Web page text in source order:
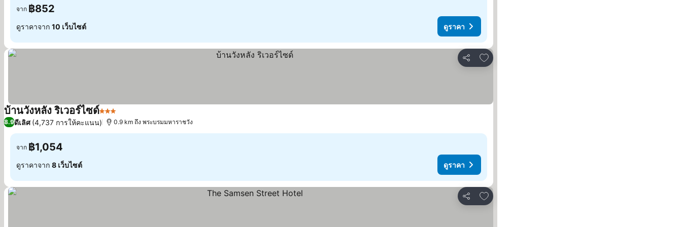
จาก ฿852
ดูราคาจาก 10 เว็บไซต์ ดูราคา
แชร์
เพิ่มในรายการโปรด
บ้านวังหลัง ริเวอร์ไซด์3 ดาว
8.9ดีเลิศ (4,737 การให้คะแนน) 0.9 km ถึง พระบรมมหาราชวัง
จาก ฿1,054
ดูราคาจาก 8 เว็บไซต์ ดูราคา
แชร์
เพิ่มในรายการโปรด